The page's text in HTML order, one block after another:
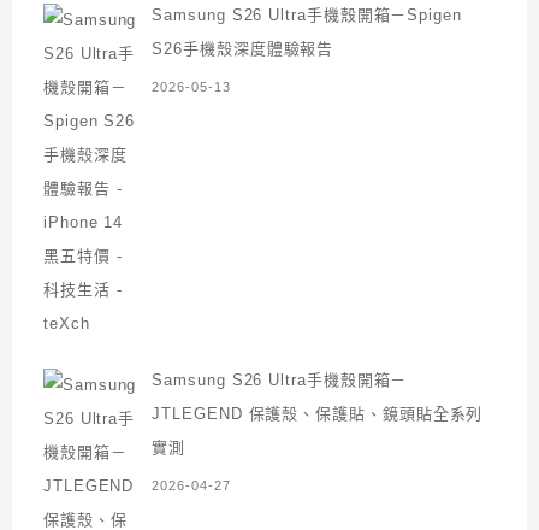
Samsung S26 Ultra手機殼開箱－Spigen
S26手機殼深度體驗報告
2026-05-13
Samsung S26 Ultra手機殼開箱－
JTLEGEND 保護殼、保護貼、鏡頭貼全系列
實測
2026-04-27